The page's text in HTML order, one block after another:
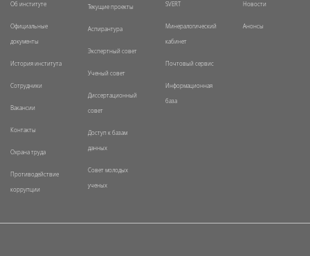
Об институте
Официальные
документы
История института
Сотрудники
Вакансии
Контакты
Охрана труда
Противодействие
коррупции
Текущие проекты
Аспирантура
Экспертный совет
Ученый совет
Диссертационный
совет
Доступ к базам
данных
Совет молодых
ученых
SVERT
Минералогический
кабинет
Почтовый сервис
Информационная
база
Новости
Анонсы